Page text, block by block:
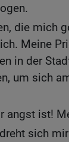
die mich
Meine
in der
um sich
angst ist!
sich